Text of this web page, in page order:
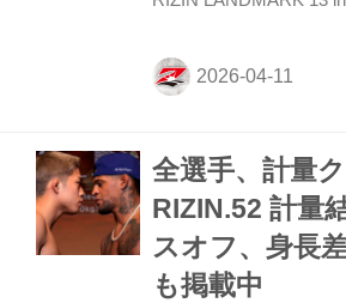
て行われた。 会場には
開計量会場に集まった
Youtubeチャンネルで公
ずチェックしよう！ 大
RIZIN LANDMARK 13
量（YouTube） 第3試
ガジー vs. 天弥につい
全選手、計量
RIZIN.52 計量
スオフ、身長
も掲載中